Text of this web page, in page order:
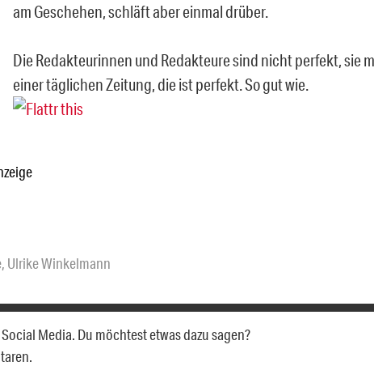
am Geschehen, schläft aber einmal drüber.
Die Redakteurinnen und Redakteure sind nicht perfekt, sie
einer täglichen Zeitung, die ist perfekt. So gut wie.
, Ulrike Winkelmann
Media. Du möchtest etwas dazu sagen?